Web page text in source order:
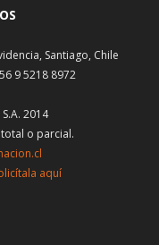
Santiago, Chile
9 5218 8972
2014
o parcial.
aquí